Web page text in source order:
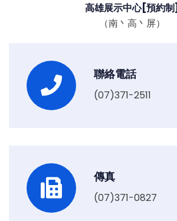
高雄展示中心[預約制]
（南丶高丶屏）
聯絡電話
(07)371-2511
傳真
(07)371-0827